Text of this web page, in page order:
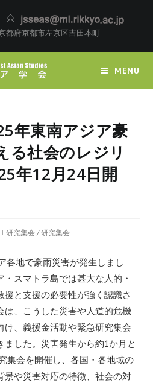
都府京都市左京区吉田本町
MENU
年東南アジア豪
る社会のレジリ
年12月24日開
研究集会 /研究集会.
各地で豪雨災害が発生しまし
スマトラ島では甚大な人的・
と支援の必要性が強く認識さ
は、こうした災害や人道的危機
け、義援金活動や緊急研究集会
した。災害発生から約1か月と
集会を開催し、各国・各地域の
景や災害対応の特徴、社会の対